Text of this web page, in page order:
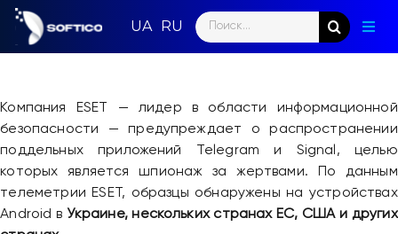
Skip
content
Search
for:
Компания ESET — лидер в области информационной
безопасности — предупреждает о распространении
поддельных приложений Telegram и Signal, целью
которых является шпионаж за жертвами. По данным
телеметрии ESET, образцы обнаружены на устройствах
Android в Украине, нескольких странах ЕС, США и других